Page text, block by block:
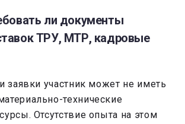
ли документы
ТРУ, МТР, кадровые
заявки участник может не иметь
технические
Отсутствие опыта на этом